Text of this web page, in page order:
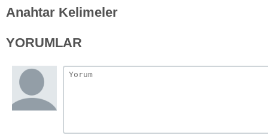
Anahtar Kelimeler
YORUMLAR